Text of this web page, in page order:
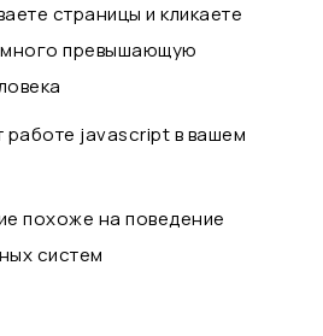
страницы и кликаете
превышающую
работе javascript в вашем
похоже на поведение
систем